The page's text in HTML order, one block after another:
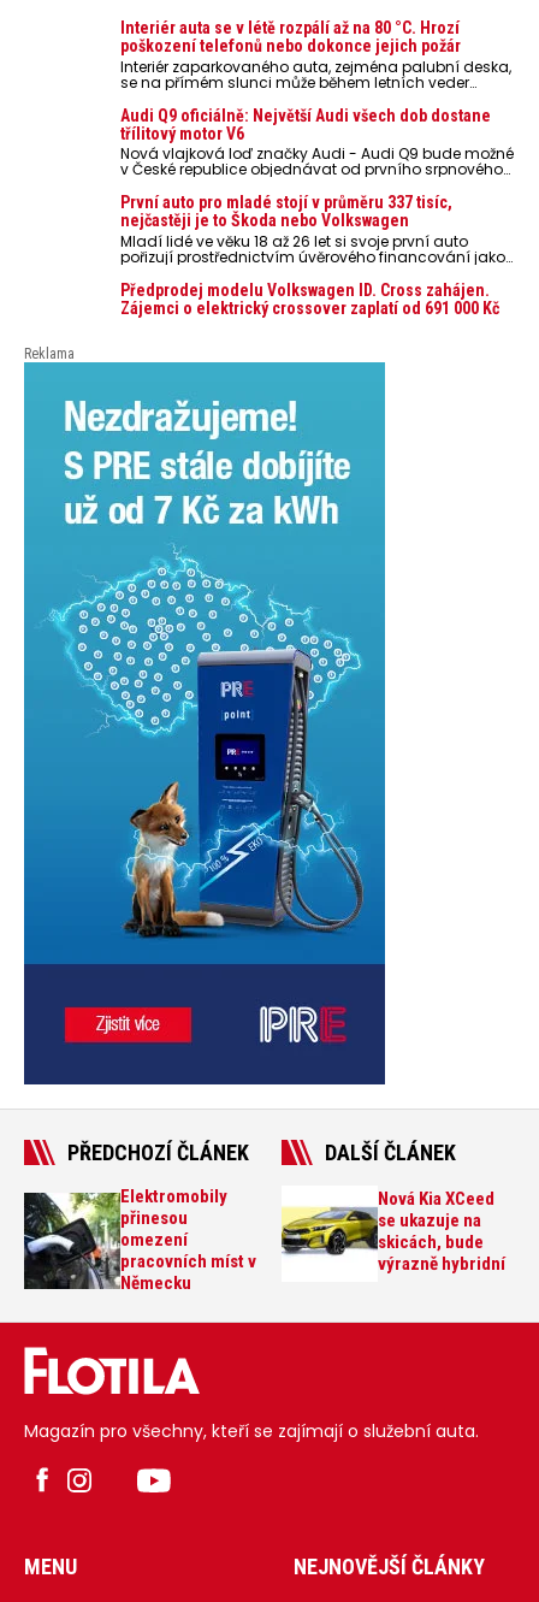
Interiér auta se v létě rozpálí až na 80 °C. Hrozí
poškození telefonů nebo dokonce jejich požár
Interiér zaparkovaného auta, zejména palubní deska,
se na přímém slunci může během letních veder
nebezpečí pro odložené mobilní telefony, powerbanky
nebo notebooky. Můžou urychlit stárnutí baterií,
poškodit elektroniku a ve výjimečných případech i
zvýšit riziko požáru.
Audi Q9 oficiálně: Největší Audi všech dob dostane
třílitový motor V6
Nová vlajková loď značky Audi - Audi Q9 bude možné
v České republice objednávat od prvního srpnového
První auto pro mladé stojí v průměru 337 tisíc,
nejčastěji je to Škoda nebo Volkswagen
Mladí lidé ve věku 18 až 26 let si svoje první auto
pořizují prostřednictvím úvěrového financování jako
auto. Průměrná pořizovací cena vozu dosahuje 337
tisíc korun a průměrná financovaná částka
přesahuje 251 tisíc korun. Vyplývá to z dat Leasingu
Předprodej modelu Volkswagen ID. Cross zahájen.
Zájemci o elektrický crossover zaplatí od 691 000 Kč
Reklama
PŘEDCHOZÍ ČLÁNEK
Elektromobily
přinesou
omezení
pracovních míst v
Německu
DALŠÍ ČLÁNEK
Nová Kia XCeed
se ukazuje na
skicách, bude
výrazně hybridní
Magazín pro všechny, kteří se zajímají o služební auta.
MENU NEJNOVĚJŠÍ ČLÁNKY